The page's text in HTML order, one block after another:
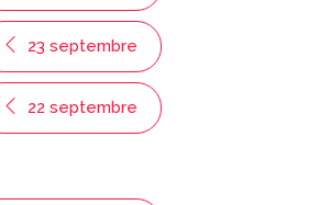
23 septembre
22 septembre